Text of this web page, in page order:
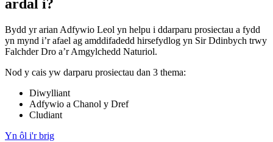
ardal i?
Bydd yr arian Adfywio Leol yn helpu i ddarparu prosiectau a fydd
yn mynd i’r afael ag amddifadedd hirsefydlog yn Sir Ddinbych trwy
Falchder Dro a’r Amgylchedd Naturiol.
Nod y cais yw darparu prosiectau dan 3 thema:
Diwylliant
Adfywio a Chanol y Dref
Cludiant
Yn ôl i'r brig